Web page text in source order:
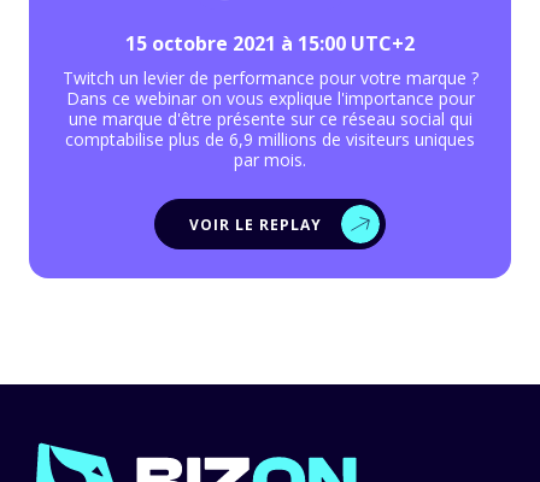
15 octobre 2021 à 15:00 UTC+2
Twitch un levier de performance pour votre marque ?
Dans ce webinar on vous explique l'importance pour
une marque d'être présente sur ce réseau social qui
comptabilise plus de 6,9 millions de visiteurs uniques
par mois.
VOIR LE REPLAY